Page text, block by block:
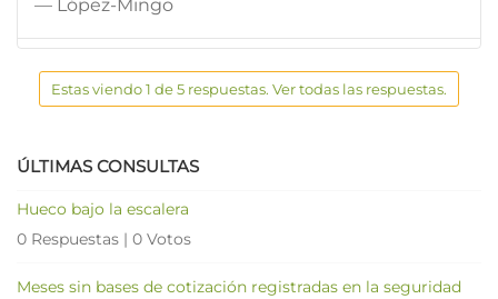
— López-Mingo
Estas viendo 1 de 5 respuestas. Ver todas las respuestas.
ÚLTIMAS CONSULTAS
Hueco bajo la escalera
0 Respuestas | 0 Votos
Meses sin bases de cotización registradas en la seguridad